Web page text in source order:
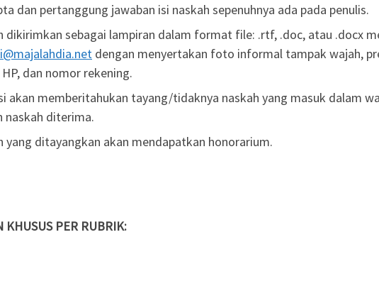
dan pertanggung jawaban isi naskah sepenuhnya ada pada penulis.
dikirimkan sebagai lampiran dalam format file: .rtf, .doc, atau .docx
dengan menyertakan foto informal tampak wajah,
dan nomor rekening.
akan memberitahukan tayang/tidaknya naskah yang masuk dalam
naskah diterima.
yang ditayangkan akan mendapatkan honorarium.
KHUSUS PER RUBRIK: